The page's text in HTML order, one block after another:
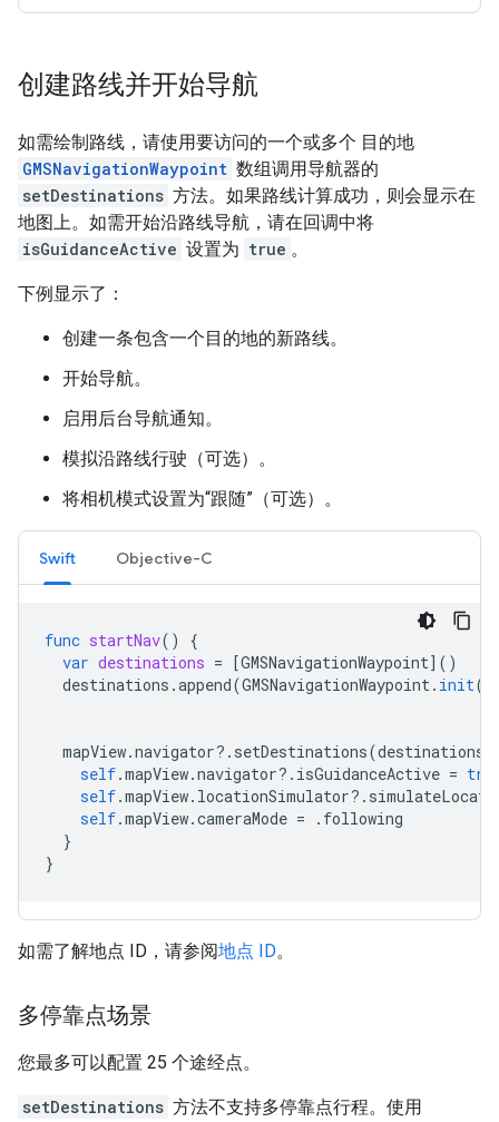
创建路线并开始导航
如需绘制路线，请使用要访问的一个或多个 目的地
GMSNavigationWaypoint 数组调用导航器的
setDestinations 方法。如果路线计算成功，则会显示在
地图上。如需开始沿路线导航，请在回调中将
isGuidanceActive 设置为 true 。
下例显示了：
创建一条包含一个目的地的新路线。
开始导航。
启用后台导航通知。
模拟沿路线行驶（可选）。
将相机模式设置为“跟随”（可选）。
Swift Objective-C
func startNav()
{
var destinations = [GMSNavigationWaypoint]()
destinations .append(GMSNavigationWaypoint. init(
mapView.navigator?. setDestinations(destinations
self.mapView.navigator?. isGuidanceActive =
self.mapView. locationSimulator?.
self.mapView.cameraMode = . following
}
}
如需了解地点 ID，请参阅地点 ID。
多停靠点场景
您最多可以配置 25 个途经点。
setDestinations 方法不支持多停靠点行程。使用